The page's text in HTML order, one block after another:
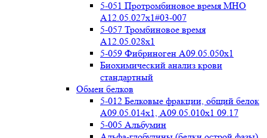
5-051 Протромбиновое время МНО
А12.05.027x1#03-007
5-057 Тромбиновое время
А12.05.028x1
5-059 Фибриноген А09.05.050x1
Биохимический анализ крови
стандартный
Обмен белков
5-012 Белковые фракции, общий белок
А09.05.014х1, А09.05.010х1 09.17
5-005 Альбумин